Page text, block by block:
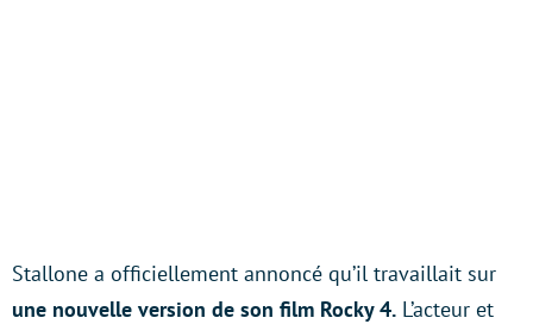
Stallone a officiellement annoncé qu’il travaillait sur
une nouvelle version de son film Rocky 4. L’acteur et